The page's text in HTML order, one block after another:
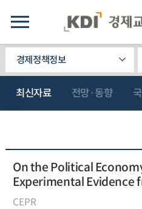
경제정책정보
최신자료 전망·동향
On the Political
Experimental Evidence
CEPR